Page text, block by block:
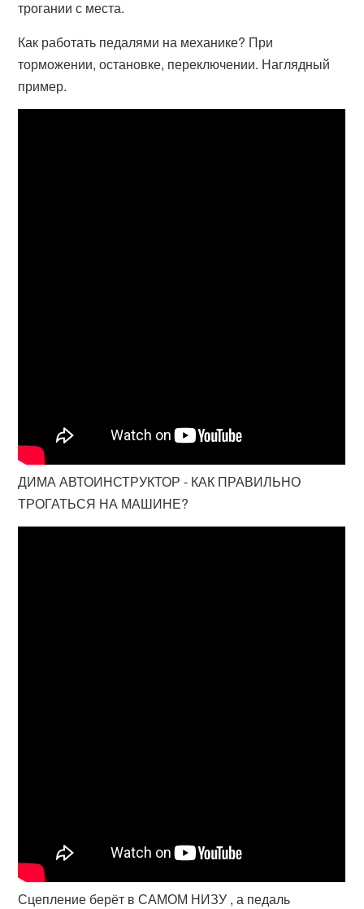
трогании с места.
Как работать педалями на механике? При
торможении, остановке, переключении. Наглядный
пример.
ДИМА АВТОИНСТРУКТОР - КАК ПРАВИЛЬНО
ТРОГАТЬСЯ НА МАШИНЕ?
Сцепление берёт в САМОМ НИЗУ , а педаль